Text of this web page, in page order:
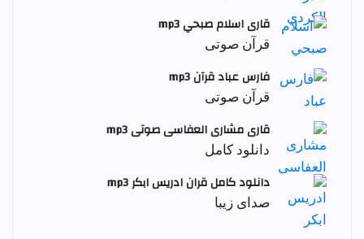
قاری اسلام صبحي mp3
قرآن صوتی
فارس عباد قرآن mp3
قرآن صوتی
قاری مشاری العفاسی صوتی mp3
دانلود کامل
دانلود کامل قران ادریس ابکر mp3
صدای زیبا